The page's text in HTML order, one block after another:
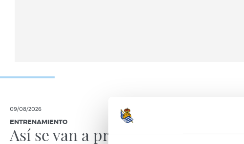
09/08/2026
ENTRENAMIENTO
Así se van a preparar Otra